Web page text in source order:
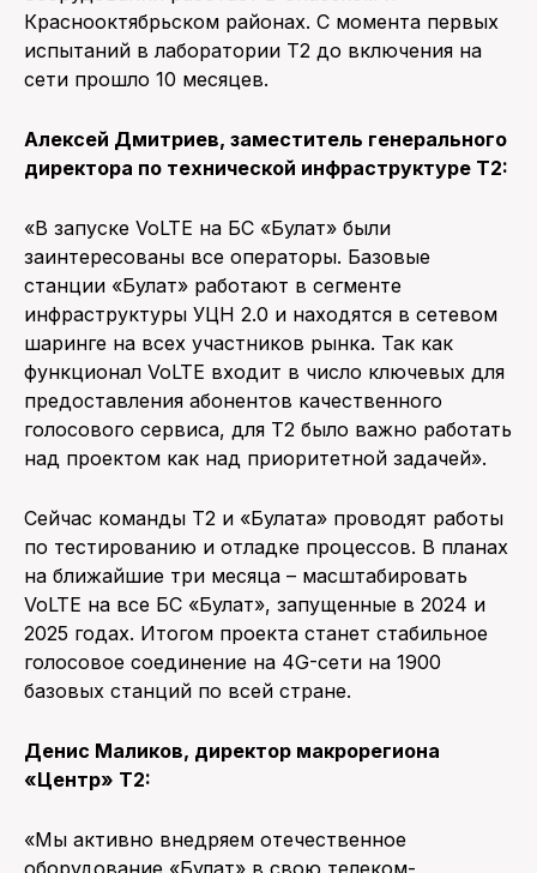
Краснооктябрьском районах. С момента первых
испытаний в лаборатории Т2 до включения на
сети прошло 10 месяцев.
Алексей Дмитриев, заместитель генерального
директора по технической инфраструктуре Т2:
«В запуске VoLTE на БС «Булат» были
заинтересованы все операторы. Базовые
станции «Булат» работают в сегменте
инфраструктуры УЦН 2.0 и находятся в сетевом
шаринге на всех участников рынка. Так как
функционал VoLTE входит в число ключевых для
предоставления абонентов качественного
голосового сервиса, для Т2 было важно работать
над проектом как над приоритетной задачей».
Сейчас команды Т2 и «Булата» проводят работы
по тестированию и отладке процессов. В планах
на ближайшие три месяца – масштабировать
VoLTE на все БС «Булат», запущенные в 2024 и
2025 годах. Итогом проекта станет стабильное
голосовое соединение на 4G-сети на 1900
базовых станций по всей стране.
Денис Маликов, директор макрорегиона
«Центр» T2:
«Мы активно внедряем отечественное
оборудование «Булат» в свою телеком-